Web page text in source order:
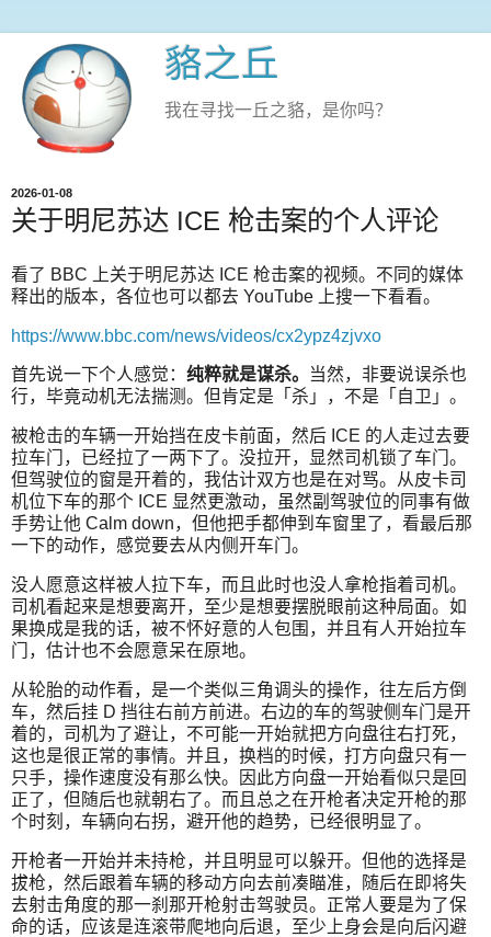
貉之丘
我在寻找一丘之貉，是你吗？
2026-01-08
关于明尼苏达 ICE 枪击案的个人评论
看了 BBC 上关于明尼苏达 ICE 枪击案的视频。不同的媒体
释出的版本，各位也可以都去 YouTube 上搜一下看看。
https://www.bbc.com/news/videos/cx2ypz4zjvxo
首先说一下个人感觉： 纯粹就是谋杀。
当然，非要说误杀也
行，毕竟动机无法揣测。但肯定是「杀」，不是「自卫」。
被枪击的车辆一开始挡在皮卡前面，然后 ICE 的人走过去要
拉车门，已经拉了一两下了。没拉开，显然司机锁了车门。
但驾驶位的窗是开着的，我估计双方也是在对骂。从皮卡司
机位下车的那个 ICE 显然更激动，虽然副驾驶位的同事有做
手势让他 Calm down，但他把手都伸到车窗里了，看最后那
一下的动作，感觉要去从内侧开车门。
没人愿意这样被人拉下车，而且此时也没人拿枪指着司机。
司机看起来是想要离开，至少是想要摆脱眼前这种局面。如
果换成是我的话，被不怀好意的人包围，并且有人开始拉车
门，估计也不会愿意呆在原地。
从轮胎的动作看，是一个类似三角调头的操作，往左后方倒
车，然后挂 D 挡往右前方前进。右边的车的驾驶侧车门是开
着的，司机为了避让，不可能一开始就把方向盘往右打死，
这也是很正常的事情。并且，换档的时候，打方向盘只有一
只手，操作速度没有那么快。因此方向盘一开始看似只是回
正了，但随后也就朝右了。而且总之在开枪者决定开枪的那
个时刻，车辆向右拐，避开他的趋势，已经很明显了。
开枪者一开始并未持枪，并且明显可以躲开。但他的选择是
拔枪，然后跟着车辆的移动方向去前凑瞄准，随后在即将失
去射击角度的那一刹那开枪射击驾驶员。正常人要是为了保
命的话，应该是连滚带爬地向后退，至少上身会是向后闪避